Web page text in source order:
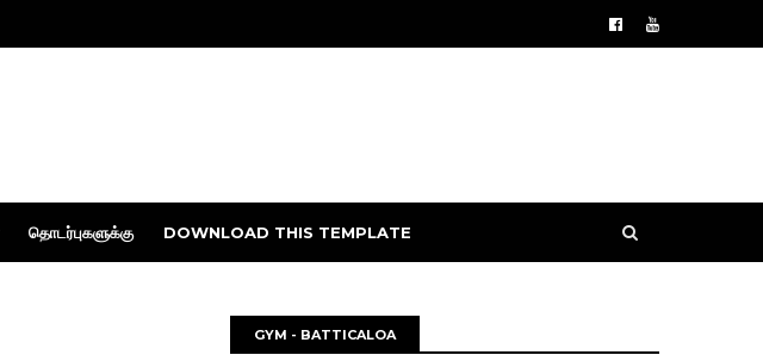
தொடர்புகளுக்கு DOWNLOAD THIS TEMPLATE
GYM - BATTICALOA